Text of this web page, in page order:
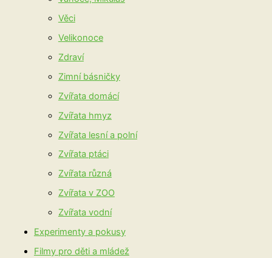
Věci
Velikonoce
Zdraví
Zimní básničky
Zvířata domácí
Zvířata hmyz
Zvířata lesní a polní
Zvířata ptáci
Zvířata různá
Zvířata v ZOO
Zvířata vodní
Experimenty a pokusy
Filmy pro děti a mládež